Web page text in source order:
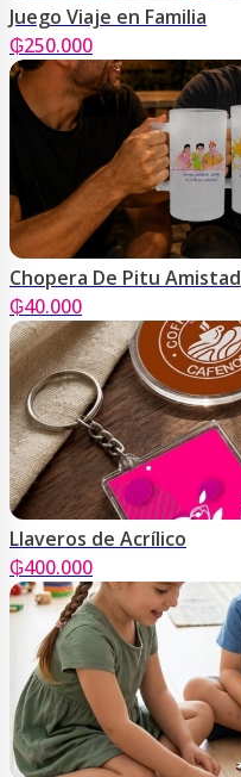
Juego Viaje en Familia
₲250.000
Chopera De Pitu Amistad
₲40.000
Llaveros de Acrílico
₲400.000